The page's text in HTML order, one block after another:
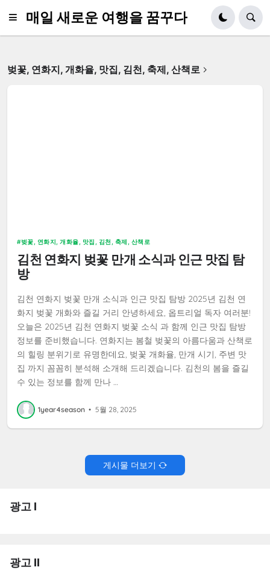
매일 새로운 여행을 꿈꾸다
벚꽃, 연화지, 개화율, 맛집, 김천, 축제, 산책로
벚꽃, 연화지, 개화율, 맛집, 김천, 축제, 산책로
김천 연화지 벚꽃 만개 소식과 인근 맛집 탐
방
김천 연화지 벚꽃 만개 소식과 인근 맛집 탐방 2025년 김천 연
화지 벚꽃 개화와 즐길 거리 안녕하세요, 옵트리얼 독자 여러분!
오늘은 2025년 김천 연화지 벚꽃 소식 과 함께 인근 맛집 탐방
정보를 준비했습니다. 연화지는 봄철 벚꽃의 아름다움과 산책로
의 힐링 분위기로 유명한데요, 벚꽃 개화율, 만개 시기, 주변 맛
집 까지 꼼꼼히 분석해 소개해 드리겠습니다. 김천의 봄을 즐길
수 있는 정보를 함께 만나 …
1year4season • 5월 28, 2025
게시물 더보기
광고 I
광고 II